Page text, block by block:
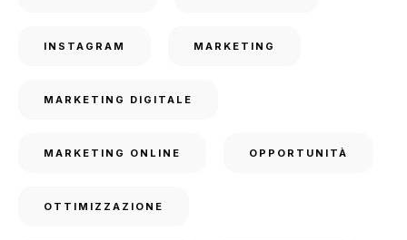
INSTAGRAM MARKETING
MARKETING DIGITALE
MARKETING ONLINE OPPORTUNITÀ
OTTIMIZZAZIONE